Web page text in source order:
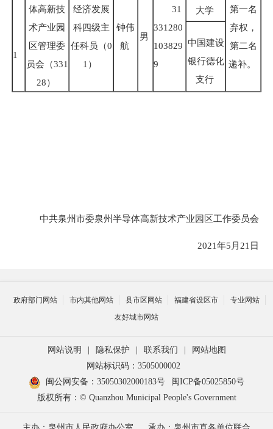
1
体高新技
术产业园
区管理委
员会（331
28）
经济发展
科四级主
任科员（0
1 ）
钟伟
航
男
31
331280
103829
9
大学
第一名
弃权，
第二名
递补。
中国建设
银行德化
支行
中共泉州市委泉州半导体高新技术产业园区工作委员会
2021年5 月 21 日
政府部门网站 市内其他网站 县市区网站 福建省设区市
专业网站
友好城市网站
网站说明 隐私保护 联系我们
网站地图
网站标识码：3505000002
闽公网安备：35050302000183号
闽ICP备05025850号
版权所有：© Quanzhou Municipal People's Government